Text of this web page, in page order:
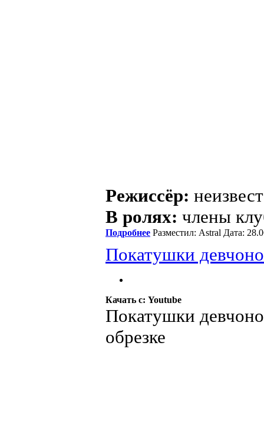
Режиссёр:
В ролях: члены
Подробнее Разместил: Astral Дата:
Покатушки
Качать с: Youtube
Покатушки
обрезке